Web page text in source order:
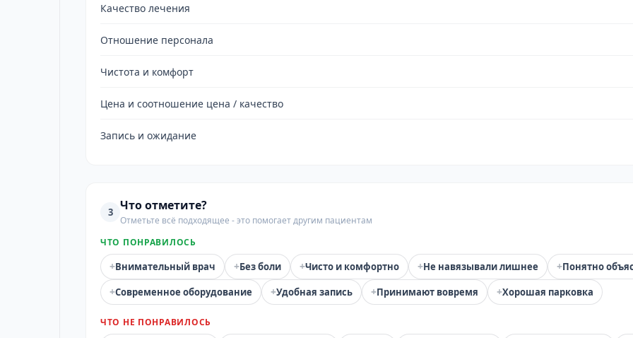
Качество лечения
Отношение персонала
Чистота и комфорт
Цена и соотношение цена / качество
Запись и ожидание
3 Что отметите?
Отметьте всё подходящее - это помогает другим пациентам
ЧТО ПОНРАВИЛОСЬ
+Внимательный врач +Без боли +Чисто и комфортно +Не навязывали лишнее +Понятно
+Современное оборудование +Удобная запись +Принимают вовремя +Хорошая парковка
ЧТО НЕ ПОНРАВИЛОСЬ